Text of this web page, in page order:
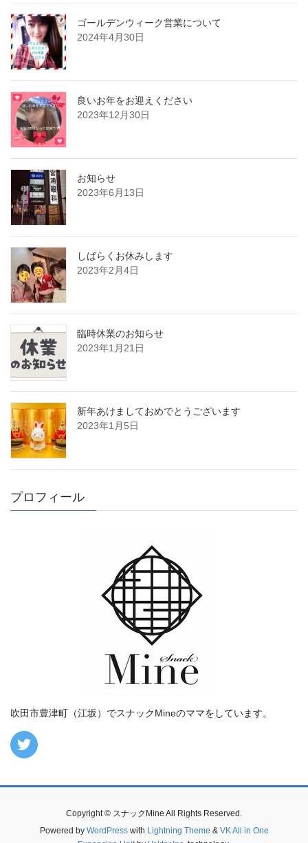
ゴールデンウィーク営業について
2024年4月30日
良いお年をお迎えください
2023年12月30日
お知らせ
2023年6月13日
しばらくお休みします
2023年2月4日
臨時休業のお知らせ
2023年1月21日
新年あけましておめでとうございます
2023年1月5日
プロフィール
吹田市豊津町（江坂）でスナックMineのママをしています。
Copyright © スナックMine All Rights Reserved.
Powered by WordPresswith Lightning Theme & VK All in One